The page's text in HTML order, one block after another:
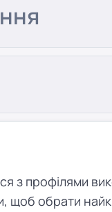
з профілями
щоб обрати